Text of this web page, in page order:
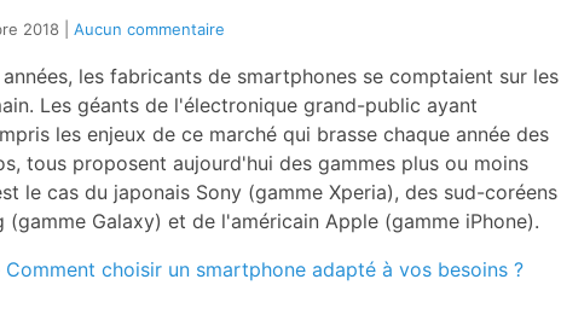
2018 Aucun commentaire
les fabricants de smartphones se comptaient sur les
Les géants de l'électronique grand-public ayant
les enjeux de ce marché qui brasse chaque année des
tous proposent aujourd'hui des gammes plus ou moins
le cas du japonais Sony (gamme Xperia), des sud-coréens
(gamme Galaxy) et de l'américain Apple (gamme iPhone).
choisir un smartphone adapté à vos besoins ?